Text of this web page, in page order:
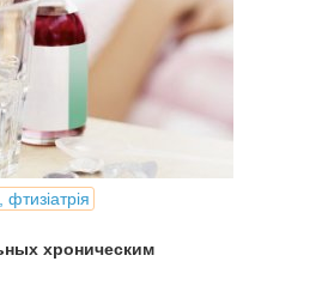
хроническим